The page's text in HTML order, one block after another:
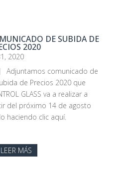
DE SUBIDA DE
2020
2020
Adjuntamos comunicado de
de Precios 2020 que
GLASS va a realizar a
del próximo 14 de agosto
haciendo clic aquí.
LEER MÁS